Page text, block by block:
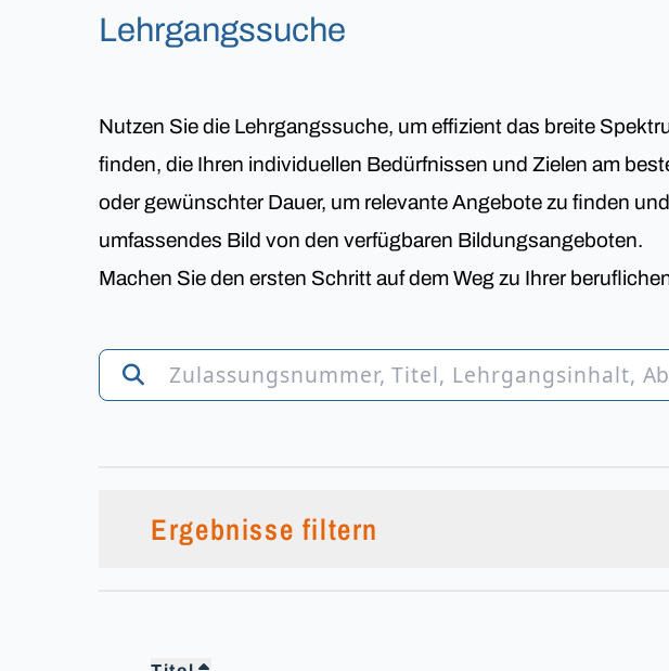
Lehrgangssuche
Nutzen Sie die Lehrgangssuche, um effizient das breite
finden, die Ihren individuellen Bedürfnissen und Zielen am
oder gewünschter Dauer, um relevante Angebote zu finden
umfassendes Bild von den verfügbaren Bildungsangeboten.
Machen Sie den ersten Schritt auf dem Weg zu Ihrer
Ergebnisse filtern